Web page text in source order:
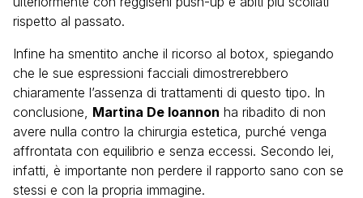
rispetto al passato.
Infine ha smentito anche il ricorso al botox, spiegando
che le sue espressioni facciali dimostrerebbero
chiaramente l’assenza di trattamenti di questo tipo. In
conclusione, Martina De Ioannon ha ribadito di non
avere nulla contro la chirurgia estetica, purché venga
affrontata con equilibrio e senza eccessi. Secondo lei,
infatti, è importante non perdere il rapporto sano con se
stessi e con la propria immagine.